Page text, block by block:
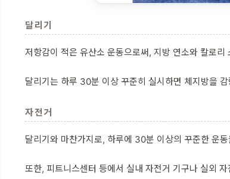
달리기
저항감이 적은 유산소 운동으로써, 지방 연소와 칼로리
달리기는 하루 30분 이상 꾸준히 실시하면 체지방을
자전거
달리기와 마찬가지로, 하루에 30분 이상의 꾸준한 운
또한, 피트니스센터 등에서 실내 자전거 기구나 실외